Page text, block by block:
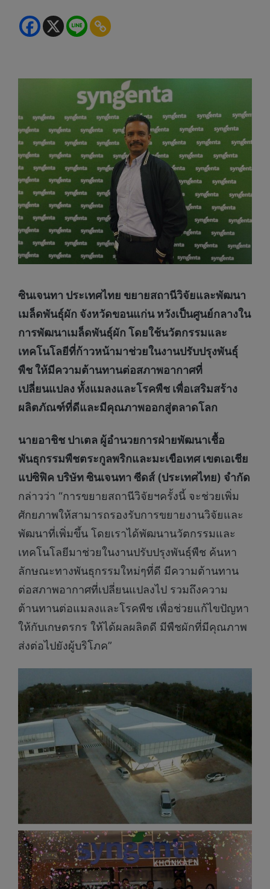
ซินเจนทา ประเทศไทย ขยายสถานีวิจัยและพัฒนา
เมล็ดพันธุ์ผัก จังหวัดขอนแก่น หวังเป็นศูนย์กลางใน
การพัฒนาเมล็ดพันธุ์ผัก โดยใช้นวัตกรรมและ
เทคโนโลยีที่ก้าวหน้ามาช่วยในงานปรับปรุงพันธุ์
พืช ให้มีความต้านทานต่อสภาพอากาศที่
เปลี่ยนแปลง ทั้งแมลงและโรคพืช เพื่อเสริมสร้าง
ผลิตภัณฑ์ที่ดีและมีคุณภาพออกสู่ตลาดโลก
นายอาชิช ปาเตล ผู้อำนวยการฝ่ายพัฒนาเชื้อ
พันธุกรรมพืชตระกูลพริกและมะเขือเทศ เขตเอเชีย
แปซิฟิค บริษัท ซินเจนทา ซีดส์ (ประเทศไทย) จำกัด
กล่าวว่า “การขยายสถานีวิจัยฯครั้งนี้ จะช่วยเพิ่ม
ศักยภาพให้สามารถรองรับการขยายงานวิจัยและ
พัฒนาที่เพิ่มขึ้น โดยเราได้พัฒนานวัตกรรมและ
เทคโนโลยีมาช่วยในงานปรับปรุงพันธุ์พืช ค้นหา
ลักษณะทางพันธุกรรมใหม่ๆที่ดี มีความต้านทาน
ต่อสภาพอากาศที่เปลี่ยนแปลงไป รวมถึงความ
ต้านทานต่อแมลงและโรคพืช เพื่อช่วยแก้ไขปัญหา
ให้กับเกษตรกร ให้ได้ผลผลิตดี มีพืชผักที่มีคุณภาพ
ส่งต่อไปยังผู้บริโภค”